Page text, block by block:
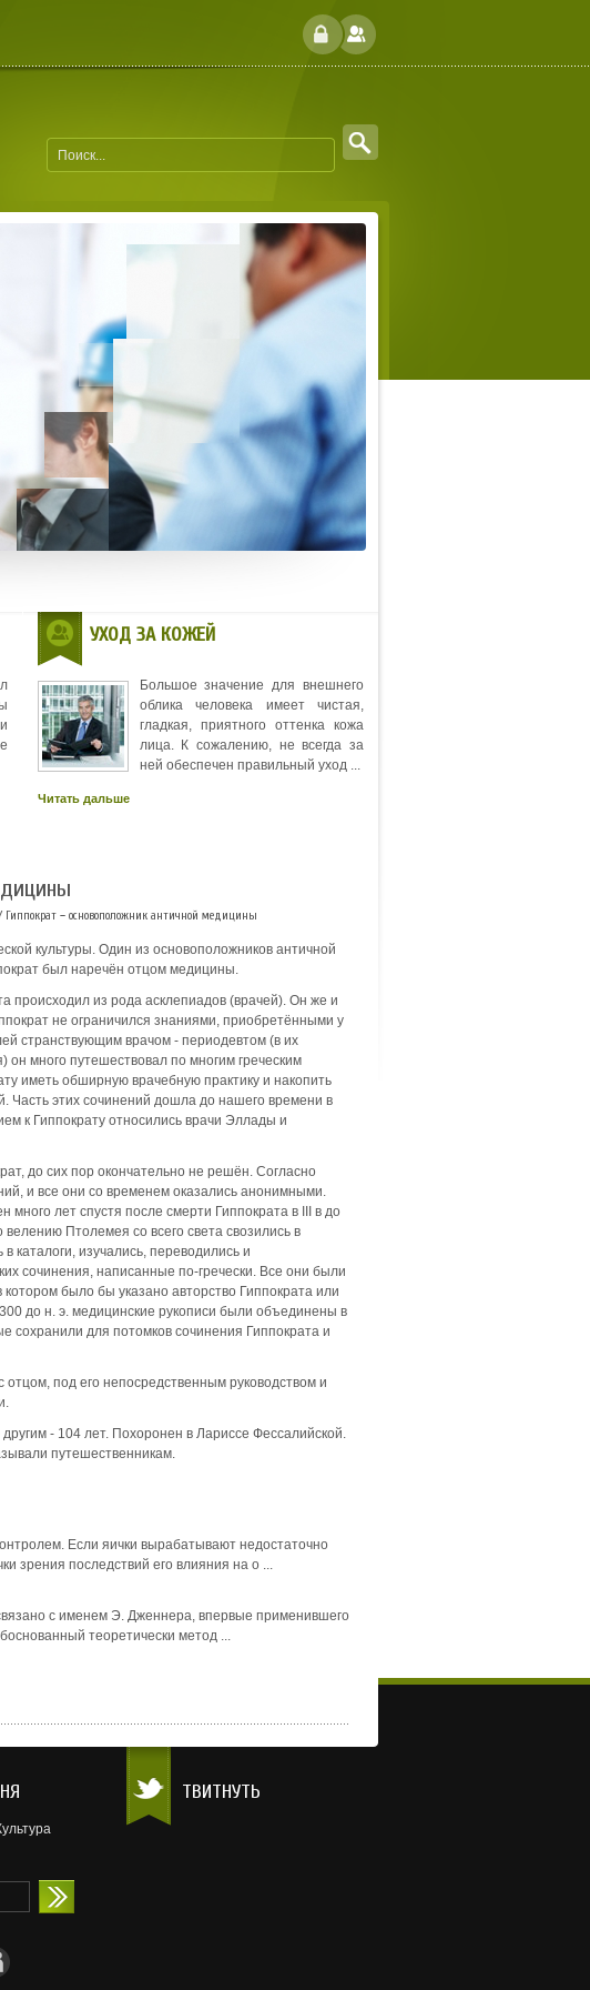
УХОД ЗА КОЖЕЙ
Большое значение для внешнего
облика человека имеет чистая,
гладкая, приятного оттенка кожа
лица. К сожалению, не всегда за
ней обеспечен правильный уход ...
Читать дальше
Гиппократ – основоположник античной медицины
культуры. Один из основоположников античной
был наречён отцом медицины.
происходил из рода асклепиадов (врачей). Он же и
не ограничился знаниями, приобретёнными у
странствующим врачом - периодевтом (в их
он много путешествовал по многим греческим
иметь обширную врачебную практику и накопить
этих сочинений дошла до нашего времени в
к Гиппократу относились врачи Эллады и
до сих пор окончательно не решён. Согласно
и все они со временем оказались анонимными.
много лет спустя после смерти Гиппократа в III в до
Птолемея со всего света свозились в
каталоги, изучались, переводились и
сочинения, написанные по-гречески. Все они были
было бы указано авторство Гиппократа или
до н. э. медицинские рукописи были объединены в
сохранили для потомков сочинения Гиппократа и
под его непосредственным руководством и
- 104 лет. Похоронен в Лариссе Фессалийской.
путешественникам.
Если яички вырабатывают недостаточно
зрения последствий его влияния на о ...
с именем Э. Дженнера, впервые применившего
теоретически метод ...
ТВИТНУТЬ